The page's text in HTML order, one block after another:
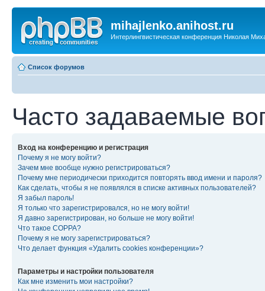
mihajlenko.anihost.ru
Интерлингвистическая конференция Николая
Список форумов
Часто задаваемые
Вход на конференцию и регистрация
Почему я не могу войти?
Зачем мне вообще нужно регистрироваться?
Почему мне периодически приходится повторять ввод имени и пароля?
Как сделать, чтобы я не появлялся в списке активных пользователей?
Я забыл пароль!
Я только что зарегистрировался, но не могу войти!
Я давно зарегистрирован, но больше не могу войти!
Что такое COPPA?
Почему я не могу зарегистрироваться?
Что делает функция «Удалить cookies конференции»?
Параметры и настройки пользователя
Как мне изменить мои настройки?